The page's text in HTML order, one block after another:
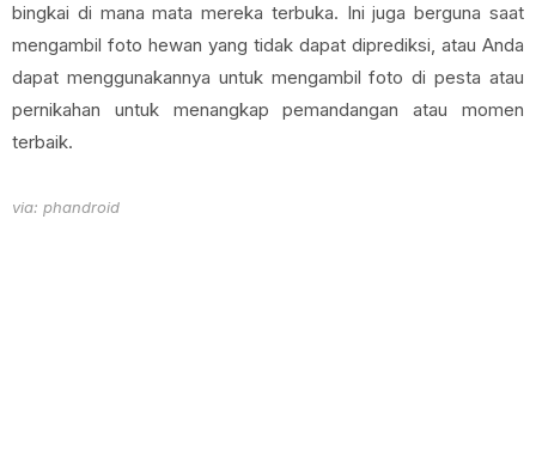
bingkai di mana mata mereka terbuka. Ini juga berguna saat
mengambil foto hewan yang tidak dapat diprediksi, atau Anda
dapat menggunakannya untuk mengambil foto di pesta atau
pernikahan untuk menangkap pemandangan atau momen
terbaik.
via: phandroid